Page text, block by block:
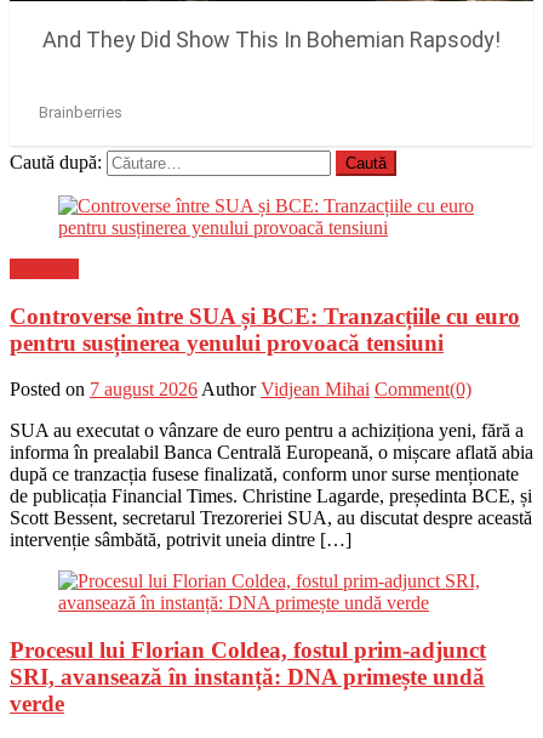
Caută după:
Controverse între SUA și BCE: Tranzacțiile cu euro
pentru susținerea yenului provoacă tensiuni
Posted on 7 august 2026 Author Vidjean Mihai Comment(0)
SUA au executat o vânzare de euro pentru a achiziționa yeni, fără a
informa în prealabil Banca Centrală Europeană, o mișcare aflată abia
după ce tranzacția fusese finalizată, conform unor surse menționate
de publicația Financial Times. Christine Lagarde, președinta BCE, și
Scott Bessent, secretarul Trezoreriei SUA, au discutat despre această
intervenție sâmbătă, potrivit uneia dintre […]
Procesul lui Florian Coldea, fostul prim-adjunct
SRI, avansează în instanță: DNA primește undă
verde